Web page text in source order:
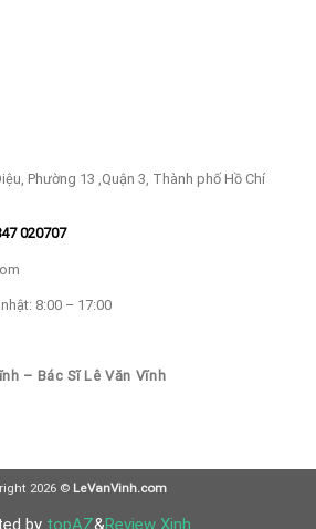
Phường 13 ,Quận 3, Thành phố Hồ Chí
020707
8:00 – 17:00
– Bác Sĩ Lê Văn Vĩnh
2026 © LeVanVinh.com